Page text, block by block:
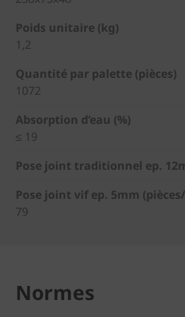
Poids unitaire (kg)
1,2
Quantité par palette (pièces)
1072
Absorption d’eau (%)
≤ 19
Pose joint traditionnel ep.
Pose joint vif ep. 5mm
79
Normes